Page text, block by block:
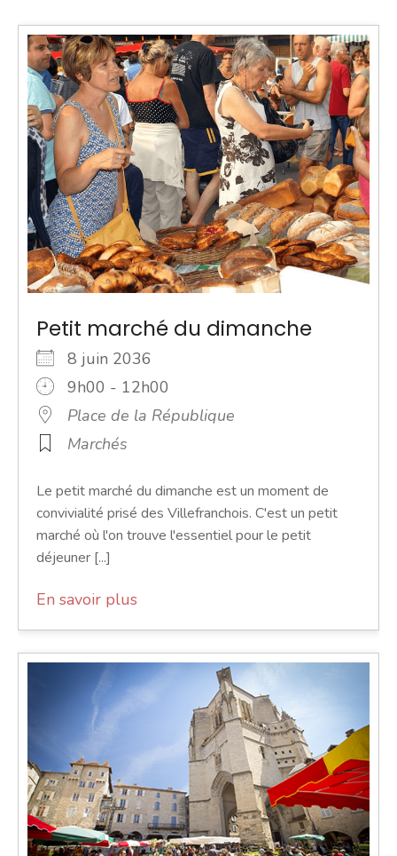
Petit marché du dimanche
8 juin 2036
9h00 - 12h00
Place de la République
Marchés
Le petit marché du dimanche est un moment de
convivialité prisé des Villefranchois. C'est un petit
marché où l'on trouve l'essentiel pour le petit
déjeuner [...]
En savoir plus